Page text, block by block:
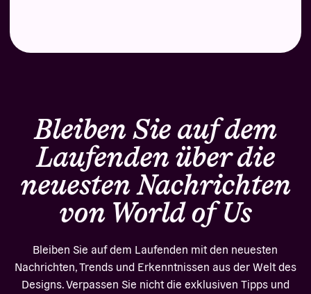
Bleiben Sie auf dem
Laufenden über die
neuesten Nachrichten
von World of Us
Bleiben Sie auf dem Laufenden mit den neuesten
Nachrichten, Trends und Erkenntnissen aus der Welt des
Designs. Verpassen Sie nicht die exklusiven Tipps und